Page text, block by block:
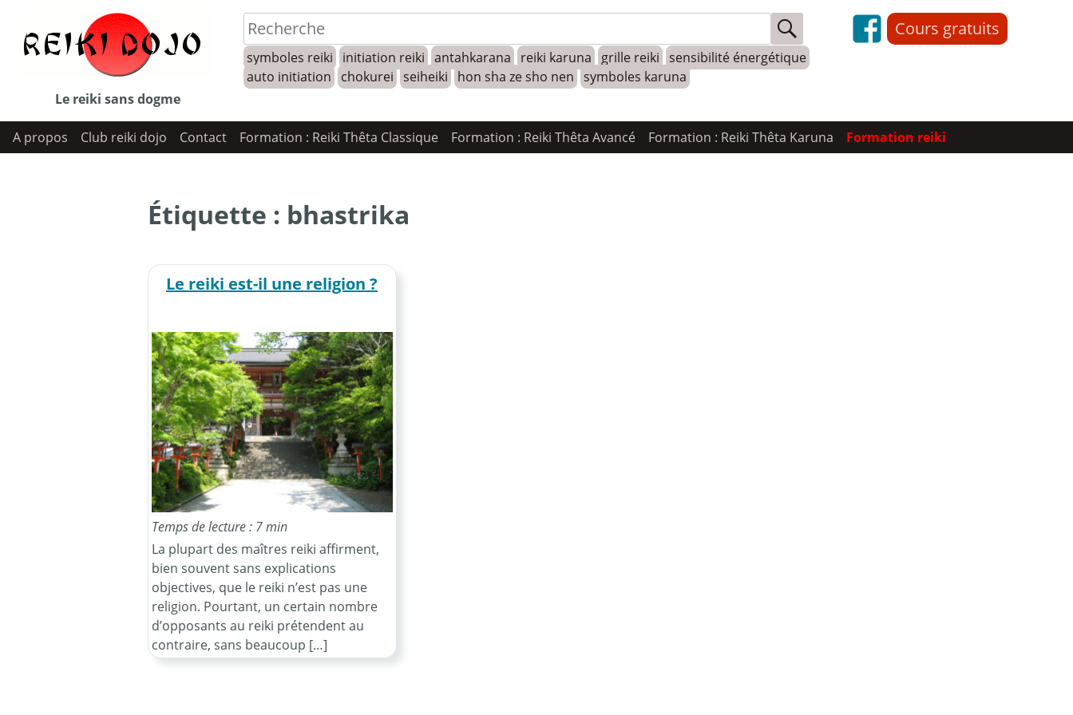
content
Le reiki sans dogme
symboles reiki initiation reiki antahkarana reiki karuna grille reiki sensibilité énergétique
auto initiation
chokurei seiheiki hon sha ze sho nen symboles karuna
Cours gratuits
A propos Club reiki dojo Contact Formation : Reiki Thêta Classique Formation : Reiki Thêta Avancé Formation : Reiki Thêta Karuna Formation reiki
Étiquette : bhastrika
Le reiki est-il une religion ?
Temps de lecture : 7 min
La plupart des maîtres reiki affirment,
bien souvent sans explications
objectives, que le reiki n’est pas une
religion. Pourtant, un certain nombre
d’opposants au reiki prétendent au
contraire, sans beaucoup […]